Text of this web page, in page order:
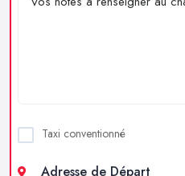
Taxi conventionné
Adresse de Départ